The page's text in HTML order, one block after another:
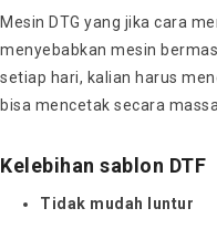
Mesin DTG yang jika cara
menyebabkan mesin
setiap hari, kalian harus
bisa mencetak secara
Kelebihan sablon DTF
Tidak mudah luntur